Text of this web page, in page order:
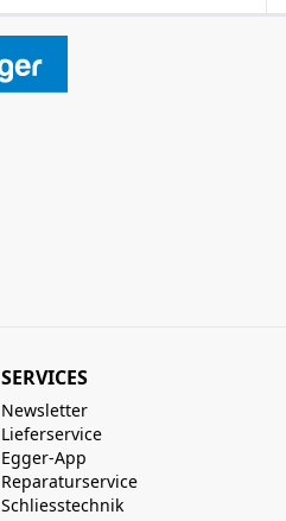
SERVICES
Newsletter
Lieferservice
Egger-App
Reparaturservice
Schliesstechnik